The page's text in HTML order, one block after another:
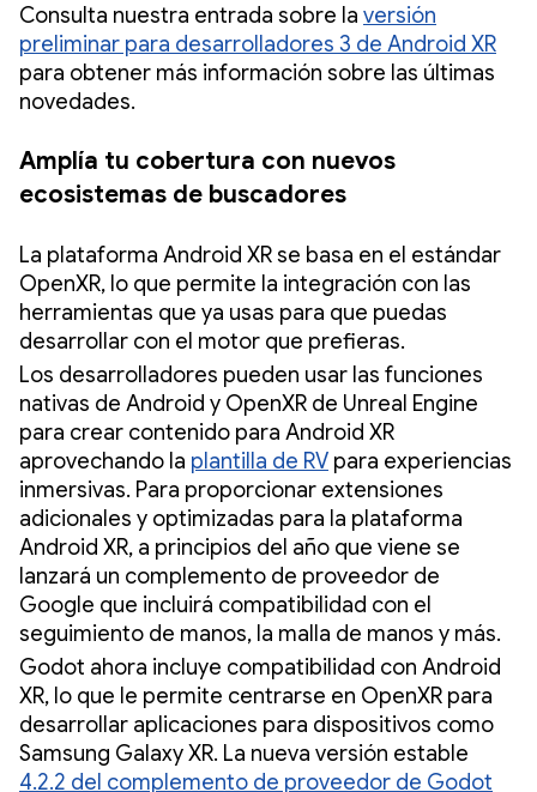
Consulta nuestra entrada sobre la versión
preliminar para desarrolladores 3 de Android XR
para obtener más información sobre las últimas
novedades.
Amplía tu cobertura con nuevos
ecosistemas de buscadores
La plataforma Android XR se basa en el estándar
OpenXR, lo que permite la integración con las
herramientas que ya usas para que puedas
desarrollar con el motor que prefieras.
Los desarrolladores pueden usar las funciones
nativas de Android y OpenXR de Unreal Engine
para crear contenido para Android XR
aprovechando la plantilla de RV para experiencias
inmersivas. Para proporcionar extensiones
adicionales y optimizadas para la plataforma
Android XR, a principios del año que viene se
lanzará un complemento de proveedor de
Google que incluirá compatibilidad con el
seguimiento de manos, la malla de manos y más.
Godot ahora incluye compatibilidad con Android
XR, lo que le permite centrarse en OpenXR para
desarrollar aplicaciones para dispositivos como
Samsung Galaxy XR. La nueva versión estable
4.2.2 del complemento de proveedor de Godot